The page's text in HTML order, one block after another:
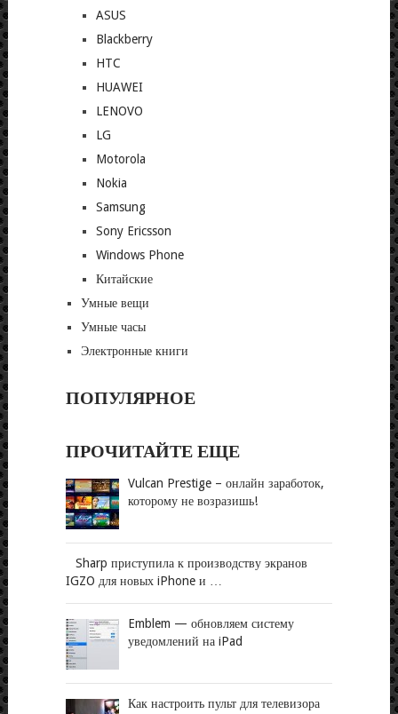
ASUS
Blackberry
HTC
HUAWEI
LENOVO
LG
Motorola
Nokia
Samsung
Sony Ericsson
Windows Phone
Китайские
Умные вещи
Умные часы
Электронные книги
ПОПУЛЯРНОЕ
ПРОЧИТАЙТЕ ЕЩЕ
Vulcan Prestige – онлайн заработок,
которому не возразишь!
Sharp приступила к производству экранов
IGZO для новых iPhone и …
Emblem — обновляем систему
уведомлений на iPad
Как настроить пульт для телевизора